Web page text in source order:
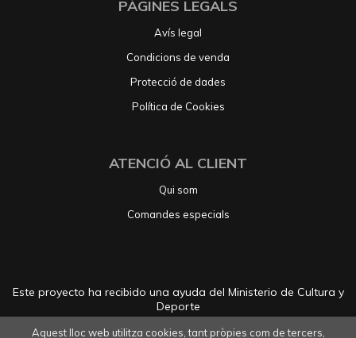
PÀGINES LEGALS
Avís legal
Condicions de venda
Protecció de dades
Política de Cookies
ATENCIÓ AL CLIENT
Qui som
Comandes especials
Este proyecto ha recibido una ayuda del Ministerio de Cultura y
Deporte
Aquest lloc web utilitza cookies, tant pròpies com de tercers,